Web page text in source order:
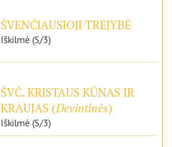
ŠVENČIAUSIOJI TREJYBĖ
Iškilmė (S/3)
ŠVČ. KRISTAUS KŪNAS IR
KRAUJAS (Devintinės)
Iškilmė (S/3)